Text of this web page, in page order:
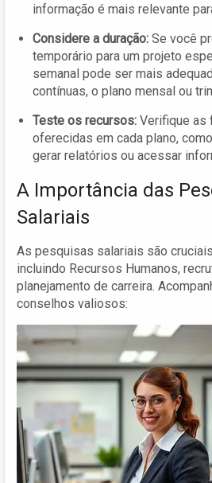
informação é mais relevante
Considere a duração: Se você
temporário para um projeto
semanal pode ser mais
contínuas, o plano mensal ou
Teste os recursos: Verifique as
oferecidas em cada plano,
gerar relatórios ou acessar
A Importância das
Salariais
As pesquisas salariais são
incluindo Recursos Humanos,
planejamento de carreira.
conselhos valiosos: